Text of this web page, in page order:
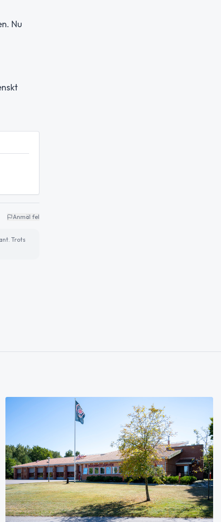
Nu
Anmäl fel
Trots